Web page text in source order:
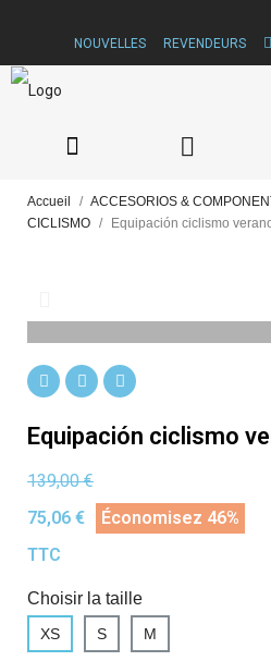
NOUVELLES REVENDEURS
Accueil ACCESORIOS &
CICLISMO
Equipación ciclismo
Equipación ciclismo
139,00 €
75,06 €
Économisez 46%
TTC
Choisir la taille
XS S M